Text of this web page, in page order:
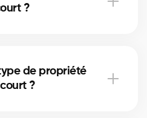
?
de propriété
?